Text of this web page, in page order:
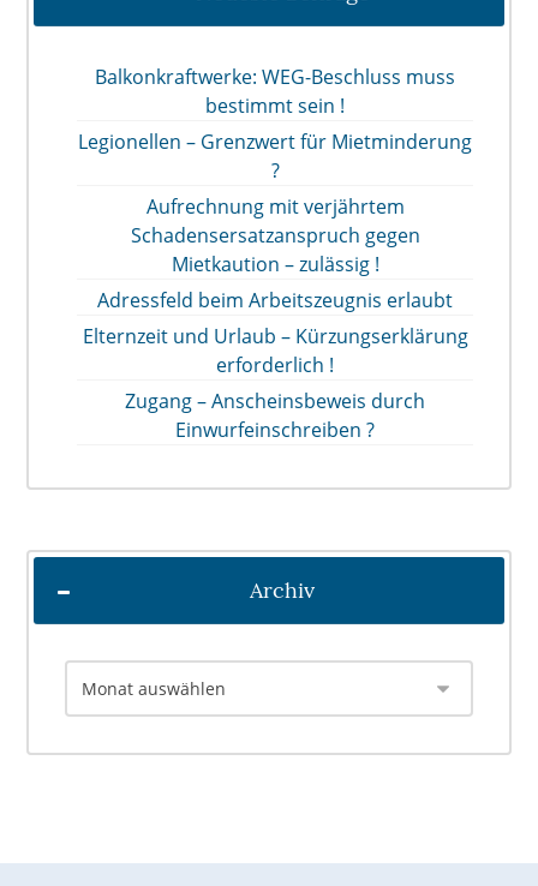
Balkonkraftwerke: WEG-Beschluss muss
bestimmt sein !
Legionellen – Grenzwert für Mietminderung
?
Aufrechnung mit verjährtem
Schadensersatzanspruch gegen
Mietkaution – zulässig !
Adressfeld beim Arbeitszeugnis erlaubt
Elternzeit und Urlaub – Kürzungserklärung
erforderlich !
Zugang – Anscheinsbeweis durch
Einwurfeinschreiben ?
Archiv